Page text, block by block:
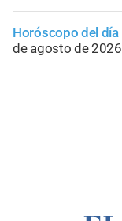
Horóscopo del día
de agosto de 2026